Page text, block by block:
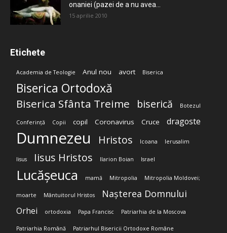
onaniei (pazei de a nu avea...
15 aprilie 2010
Etichete
Academia de Teologie Anul nou avort Biserica
Biserica Ortodoxă
Biserica Sfânta Treime biserică Botezul
Conferință Copii copil Coronavirus Cruce dragoste
Dumnezeu Hristos Icoana Ierusalim
Iisus Iisus Hristos Ilarion Boian Israel
Lucășeuca mamă Mitropolia Mitropolia Moldovei;
moarte Mântuitorul Hristos Nașterea Domnului
Orhei ortodoxia Papa Francisc Patriarhia de la Moscova
Patriarhia Română Patriarhul Bisericii Ortodoxe Române